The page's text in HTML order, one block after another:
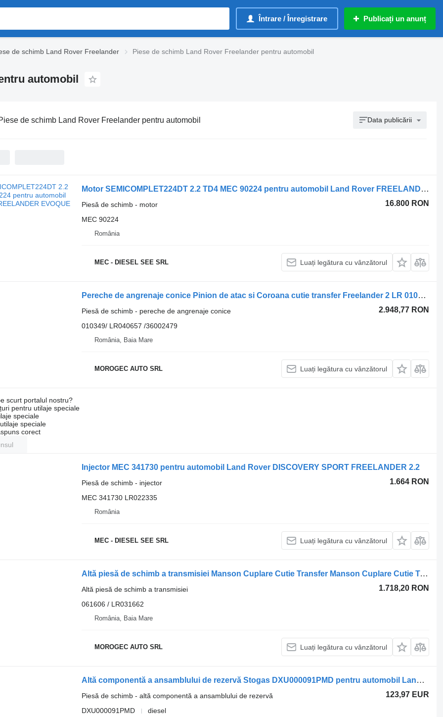
Întrare / Înregistrare Publicați un anunț
de schimb Land Rover Freelander Piese de schimb Land Rover Freelander pentru automobil
automobil
de schimb Land Rover Freelander pentru automobil Data publicării
Motor SEMICOMPLET224DT 2.2 TD4 MEC 90224 pentru automobil Land Rover FREELANDER EVOQUE
16.800 RON
Piesă de schimb - motor
MEC 90224
România
MEC - DIESEL SEE SRL Luați legătura cu vânzătorul
Pereche de angrenaje conice Pinion de atac si Coroana cutie transfer Freelander 2 LR 010349/ pentru automobil Land Rover Freelander 2 (LR2)
2.948,77 RON
Piesă de schimb - pereche de angrenaje conice
010349/ LR040657 /36002479
România, Baia Mare
MOROGEC AUTO SRL Luați legătura cu vânzătorul
scurt portalul nostru?
pentru utilaje speciale
speciale
speciale
corect
Injector MEC 341730 pentru automobil Land Rover DISCOVERY SPORT FREELANDER 2.2
1.664 RON
Piesă de schimb - injector
MEC 341730 LR022335
România
MEC - DIESEL SEE SRL Luați legătura cu vânzătorul
Altă piesă de schimb a transmisiei Manson Cuplare Cutie Transfer Manson Cuplare Cutie Transfer Freelander Evoque Discovery LR 061606 pentru automobil Land Rover Freelander Evoque Discovery
1.718,20 RON
Altă piesă de schimb a transmisiei
061606 / LR031662
România, Baia Mare
MOROGEC AUTO SRL Luați legătura cu vânzătorul
Altă componentă a ansamblului de rezervă Stogas DXU000091PMD pentru automobil Land Rover FREELANDER (L314)
123,97 EUR
Piesă de schimb - altă componentă a ansamblului de rezervă
DXU000091PMD
diesel